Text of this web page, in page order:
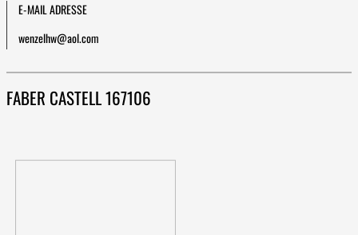
E-MAIL ADRESSE
wenzelhw@aol.com
FABER CASTELL 167106